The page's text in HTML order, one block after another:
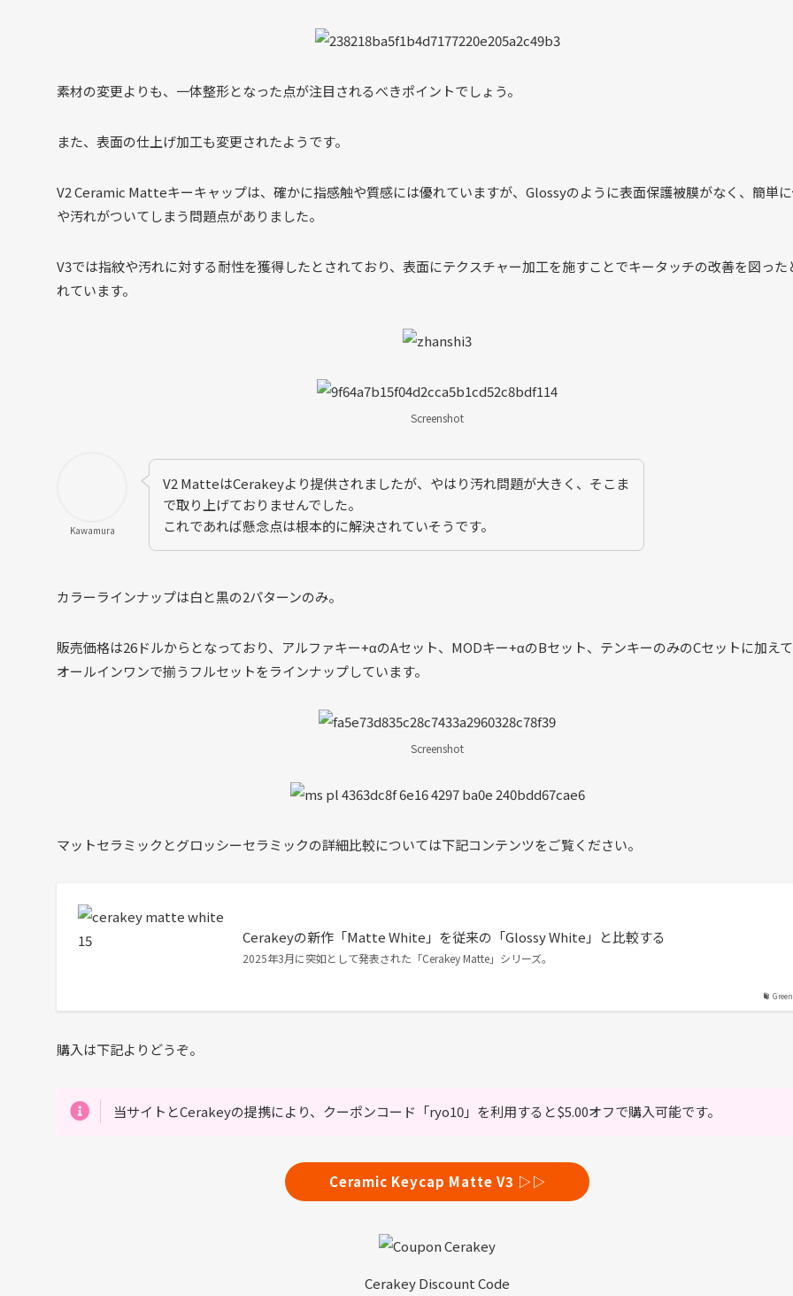
素材の変更よりも、一体整形となった点が注目されるべきポイントでしょう。
また、表面の仕上げ加工も変更されたようです。
V2 Ceramic Matteキーキャップは、確かに指感触や質感には優れていますが、Glossyのように表面保護被膜がなく、簡単
や汚れがついてしまう問題点がありました。
V3では指紋や汚れに対する耐性を獲得したとされており、表面にテクスチャー加工を施すことでキータッチの改善を図った
れています。
Screenshot
Kawamura
V2 MatteはCerakeyより提供されましたが、やはり汚れ問題が大きく、そこま
で取り上げておりませんでした。
これであれば懸念点は根本的に解決されていそうです。
カラーラインナップは白と黒の2パターンのみ。
販売価格は26ドルからとなっており、アルファキー+αのAセット、MODキー+αのBセット、テンキーのみのCセットに加え
オールインワンで揃うフルセットをラインナップしています。
Screenshot
マットセラミックとグロッシーセラミックの詳細比較については下記コンテンツをご覧ください。
Cerakeyの新作「Matte White」を従来の「Glossy White」と比較する
2025年3月に突如として発表された「Cerakey Matte」シリーズ。
購入は下記よりどうぞ。
当サイトとCerakeyの提携により、クーポンコード「ryo10」を利用すると$5.00オフで購入可能です。
Ceramic Keycap Matte V3 ▷▷
Cerakey Discount Code